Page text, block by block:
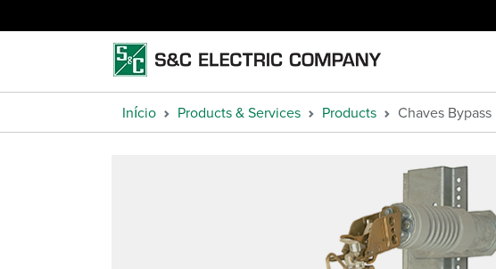
Início Products & Services Products Chaves